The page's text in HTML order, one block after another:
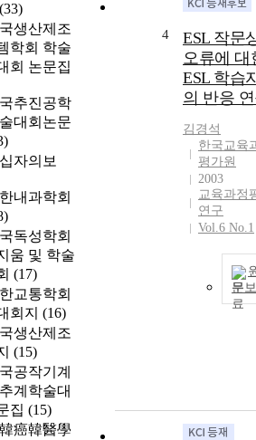
(33)
생산제조
학회 학술
회 논문집
추진공학
대회논문
자의보
내과학회
독성학회
움 및 학술
(17)
교통학회
회지 (16)
생산제조
(15)
공작기계
계학술대
집 (15)
癌韓醫學
4
ESL 작문
오류에 대
ESL 학습
의 반응
김경석
한국교육
평가원
2003
교육과정
연구
Vol.6 No.1
문